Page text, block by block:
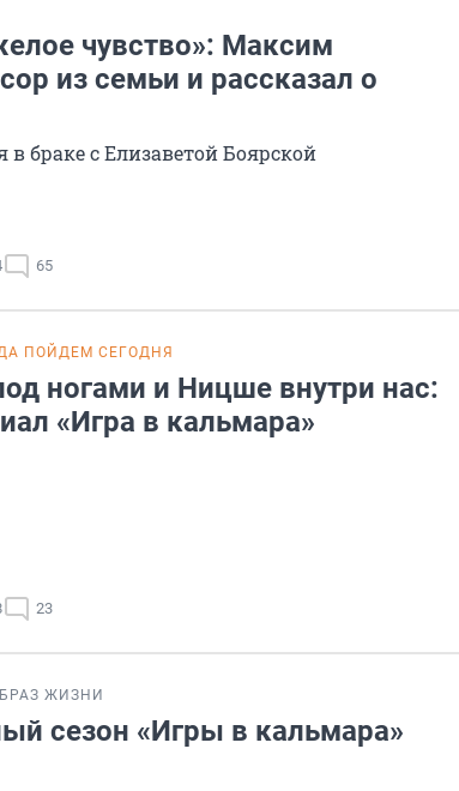
чувство»: Максим
из семьи и рассказал о
в браке с Елизаветой Боярской
65
ПОЙДЕМ СЕГОДНЯ
ногами и Ницше внутри нас:
«Игра в кальмара»
23
ЖИЗНИ
сезон «Игры в кальмара»